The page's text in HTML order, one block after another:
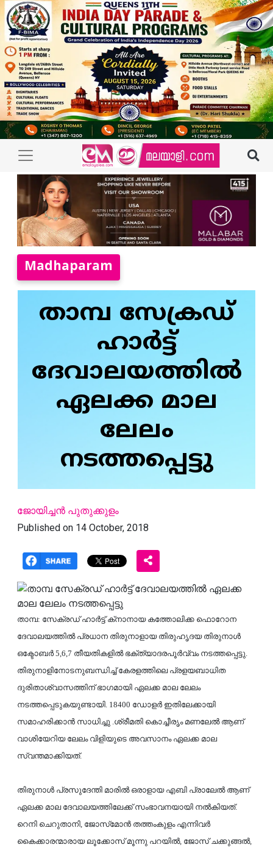
Madhaparam
താമ്പ സേക്രഡ്
ഹാര്‍ട്ട്
ദേവാലയത്തില്‍
ഏലക്ക മാല
ലേലം
നടത്തപ്പെട്ടു
ജോയിച്ചന്‍ പുതുക്കുളം
Published on 14 October, 2018
താമ്പ: സേക്രഡ് ഹാര്‍ട്ട് ക്‌നാനായ കത്തോലിക്ക ഫൊറോന
ദേവാലയത്തില്‍ പ്രധാന തിരുനാളായ തിരുഹൃദയ തിരുനാള്‍
ഒക്ടോബര്‍ 5,6,7 തീയതികളില്‍ ഭക്ത്യാദരപൂര്‍വ്വം നടത്തപ്പെട്ടു.
തിരുനാളിനോടനുബന്ധിച്ച് കേരളത്തിലെ പ്രളയബാധിത
ദുരിതാശ്വാസത്തിന് ഭാഗമായി ഏലക്ക മാല ലേലം
നടത്തപ്പെടുകയുണ്ടായി. 18400 ഡോളര്‍ ഇതിലേക്കായി
സമാഹരിക്കാന്‍ സാധിച്ചു .ശ്രീമതി കൊച്ചീരൃം മണലേല്‍ ആണ്
വാശിയേറിയ ലേലം വിളിയുടെ അവസാനം ഏലക്ക മാല
സ്വന്തമാക്കിയത്.
തിരുനാള്‍ പ്രസുദേന്തി മാരില്‍ ഒരാളായ എബി പ്രാലേല്‍ ആണ്
ഏലക്ക മാല ദേവാലയത്തിലേക്ക് സംഭാവനയായി നല്‍കിയത്.
റെനി ചെറുതാനി, ജോസ്‌മോന്‍ തത്തംകുളം എന്നിവര്‍
കൈക്കാരന്മാരായ ലൂക്കോസ് മൂന്നു പറയില്‍, ജോസ് ചക്കുങ്ങല്‍,